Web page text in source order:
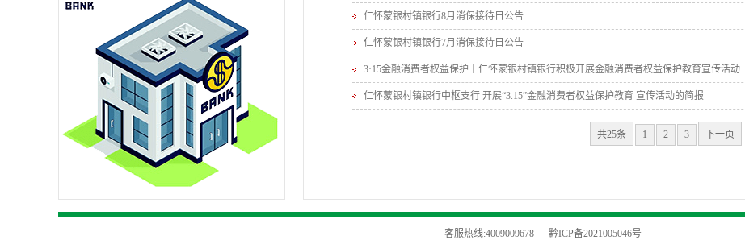
仁怀蒙银村镇银行8月消保接待日公告
仁怀蒙银村镇银行7月消保接待日公告
3·15金融消费者权益保护丨仁怀蒙银村镇银行积极开展金融消费者权益保护教育宣传活动
仁怀蒙银村镇银行中枢支行 开展“3.15”金融消费者权益保护教育 宣传活动的简报
共25条 1 2 3 下一页
客服热线:4009009678 黔ICP备2021005046号